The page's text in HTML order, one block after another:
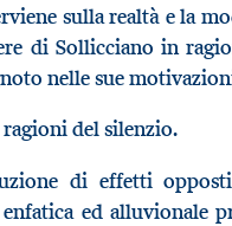
sulla realtà e la
di Sollicciano in
nelle sue
del silenzio.
di effetti
ed alluvionale